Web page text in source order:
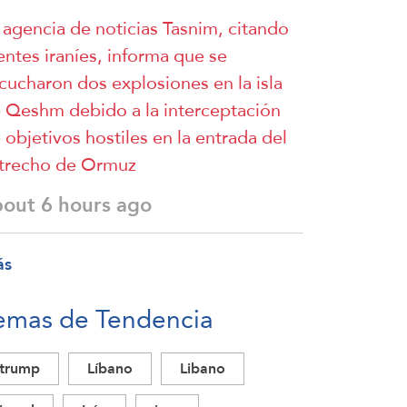
de noticias Tasnim, citando
iraníes, informa que se
dos explosiones en la isla
debido a la interceptación
hostiles en la entrada del
de Ormuz
6 hours ago
de Tendencia
trump Líbano
Libano